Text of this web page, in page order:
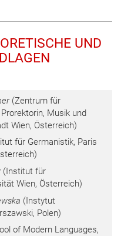
UND
(Zentrum für
Musik und
Wien, Österreich)
für Germanistik, Paris
(Institut für
Wien, Österreich)
(Instytut
Polen)
of Modern Languages,